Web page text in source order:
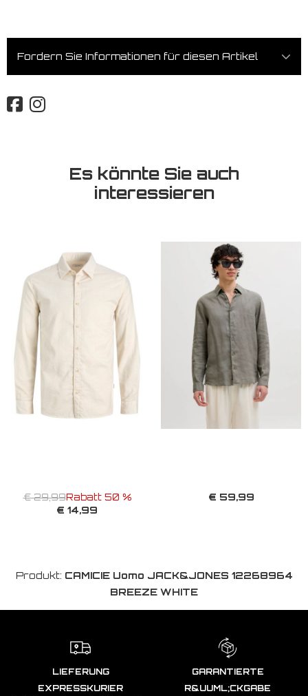
Fordern Sie Informationen für diesen Artikel
Es könnte Sie auch
interessieren
€ 29,99Rabatt 50 %
€ 14,99
€ 59,99
Produkt: CAMICIE Uomo JACK&JONES 12268964
BREEZE WHITE
LIEFERUNG
EXPRESSKURIER
GARANTIERTE
R&UUML;CKGABE